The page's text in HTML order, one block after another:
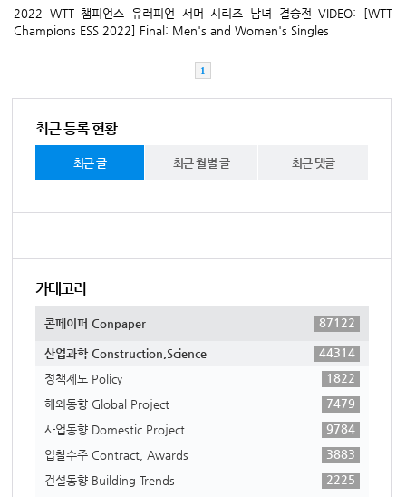
2022 WTT 챔피언스 유러피언 서머 시리즈 남녀 결승전 VIDEO: [WTT
Champions ESS 2022] Final: Men's and Women's Singles
1
최근 등록 현황
최근 글 최근 월별 글 최근 댓글
카테고리
콘페이퍼 Conpaper 87122
산업과학 Construction,Science
44314
정책제도 Policy
1822
해외동향 Global Project
7479
사업동향 Domestic Project
9784
입찰수주 Contract, Awards
3883
건설동향 Building Trends
2225